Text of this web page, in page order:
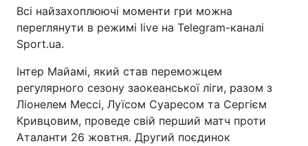
Всі найзахоплюючі моменти гри можна
переглянути в режимі live на Telegram-каналі
Sport.ua.
Інтер Майамі, який став переможцем
регулярного сезону заокеанської ліги, разом з
Ліонелем Мессі, Луїсом Суаресом та Сергієм
Кривцовим, проведе свій перший матч проти
Аталанти 26 жовтня. Другий поєдинок